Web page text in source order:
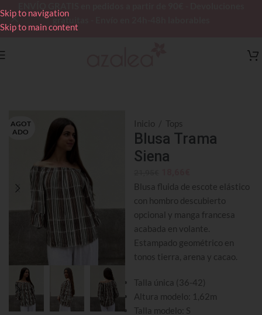
Skip to navigation
Skip to main content
gratuitas - Envío en 24h-48h laborables
AGOT
ADO
Inicio / Tops
Blusa Trama
Siena
Blusa fluida de escote elástico
con hombro descubierto
opcional y manga francesa
acabada en volante.
Estampado geométrico en
tonos tierra, arena y cacao.
Talla única (36-42)
Altura modelo: 1,62m
Talla modelo: S